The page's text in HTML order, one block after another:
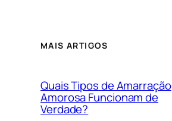
MAIS ARTIGOS
Quais Tipos de Amarração
Amorosa Funcionam de
Verdade?